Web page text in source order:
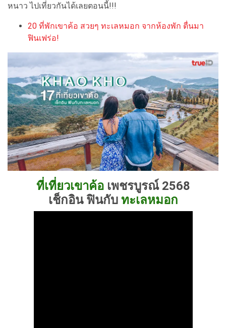
หนาว ไปเที่ยวกันได้เลยตอนนี้!!!
20 ที่พักเขาค้อ สวยๆ ทะเลหมอก จากห้องพัก ตื่นมา
ฟินเฟร่อ!
ที่เที่ยวเขาค้อ เพชรบูรณ์ 2568
เช็กอิน ฟินกับ ทะเลหมอก